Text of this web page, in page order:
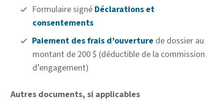
Formulaire signé Déclarations et
consentements
Paiement des frais d’ouverture de dossier au
montant de 200 $ (déductible de la commission
d’engagement)
Autres documents, si applicables